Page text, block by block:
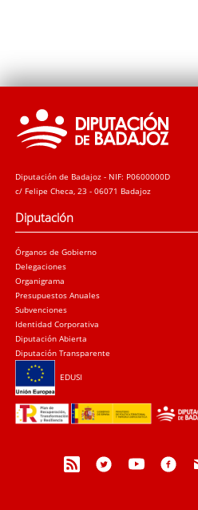
Diputación de Badajoz - NIF: P0600000D
c/ Felipe Checa, 23 - 06071 Badajoz
Diputación
Órganos de Gobierno
Delegaciones
Organigrama
Presupuestos Anuales
Subvenciones
Identidad Corporativa
Diputación Abierta
Diputación Transparente
EDUSI